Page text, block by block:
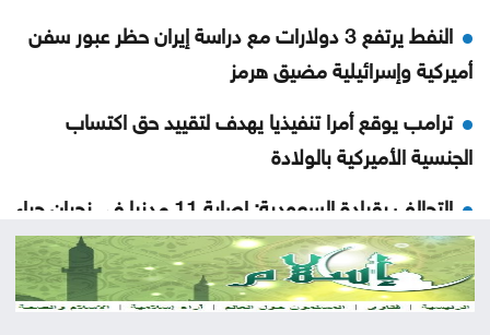
النفط يرتفع 3 دولارات مع دراسة إيران حظر عبور سفن
أميركية وإسرائيلية مضيق هرمز
ترامب يوقع أمرا تنفيذيا يهدف لتقييد حق اكتساب
الجنسية الأميركية بالولادة
التحالف بقيادة السعودية: إصابة 11 مدنيا في نجران جراء
هجمات حوثية
انخفاض مؤشرات الأسهم الأميركية